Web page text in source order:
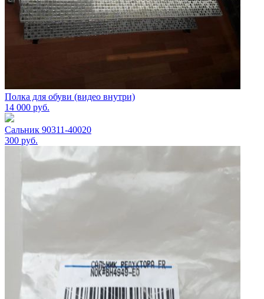
Полка для обуви (видео внутри)
14 000 руб.
Сальник 90311-40020
300 руб.